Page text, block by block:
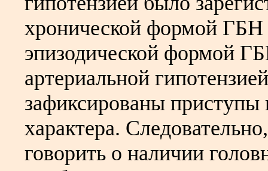
хронической формой
эпизодической формой
артериальной
зафиксированы приступы
характера.
говорить о наличии